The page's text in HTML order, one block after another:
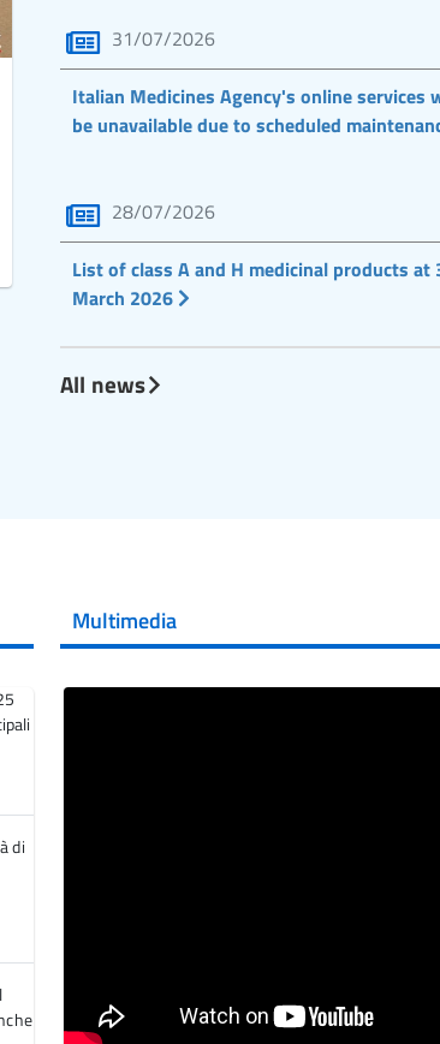
31/07/2026
Italian Medicines Agency's online services
be unavailable due to scheduled
28/07/2026
List of class A and H medicinal products at
March 2026
All news
di
Multimedia